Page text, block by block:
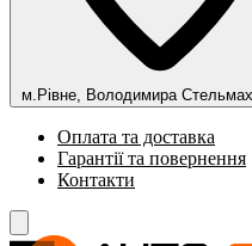
м.Рівне, Володимира
Оплата та доставка
Гарантії та повернення
Контакти